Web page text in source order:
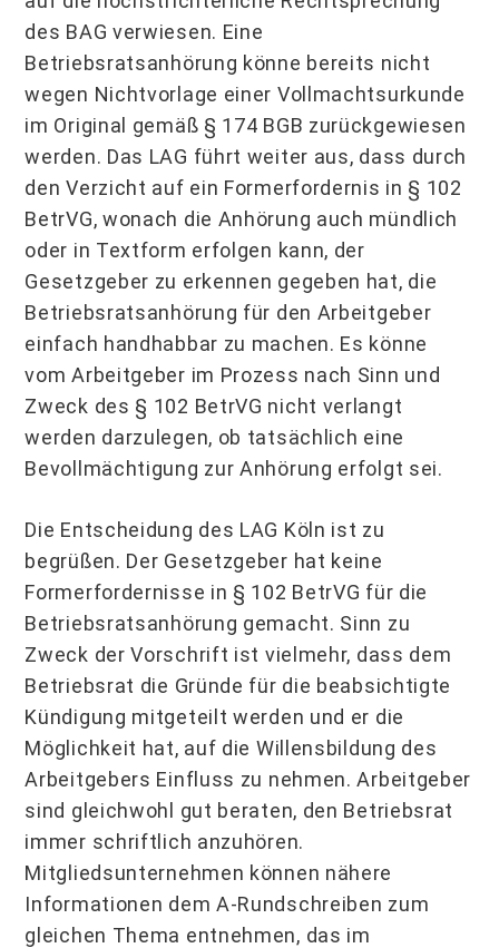
des BAG verwiesen. Eine
Betriebsratsanhörung könne bereits nicht
wegen Nichtvorlage einer Vollmachtsurkunde
im Original gemäß § 174 BGB zurückgewiesen
werden. Das LAG führt weiter aus, dass durch
den Verzicht auf ein Formerfordernis in § 102
BetrVG, wonach die Anhörung auch mündlich
oder in Textform erfolgen kann, der
Gesetzgeber zu erkennen gegeben hat, die
Betriebsratsanhörung für den Arbeitgeber
einfach handhabbar zu machen. Es könne
vom Arbeitgeber im Prozess nach Sinn und
Zweck des § 102 BetrVG nicht verlangt
werden darzulegen, ob tatsächlich eine
Bevollmächtigung zur Anhörung erfolgt sei.
Die Entscheidung des LAG Köln ist zu
begrüßen. Der Gesetzgeber hat keine
Formerfordernisse in § 102 BetrVG für die
Betriebsratsanhörung gemacht. Sinn zu
Zweck der Vorschrift ist vielmehr, dass dem
Betriebsrat die Gründe für die beabsichtigte
Kündigung mitgeteilt werden und er die
Möglichkeit hat, auf die Willensbildung des
Arbeitgebers Einfluss zu nehmen. Arbeitgeber
sind gleichwohl gut beraten, den Betriebsrat
immer schriftlich anzuhören.
Mitgliedsunternehmen können nähere
Informationen dem A-Rundschreiben zum
gleichen Thema entnehmen, das im